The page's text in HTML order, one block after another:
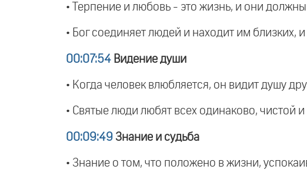
• Терпение и любовь - это жизнь, и они
• Бог соединяет людей и находит им близких,
00:07:54 Видение души
• Когда человек влюбляется, он видит душу
• Святые люди любят всех одинаково, чистой
00:09:49 Знание и судьба
• Знание о том, что положено в жизни,